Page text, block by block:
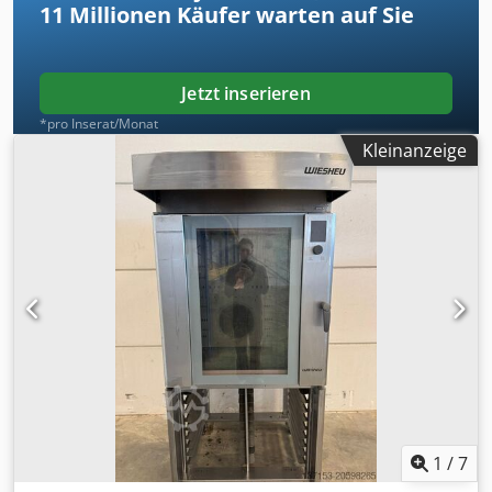
11 Millionen Käufer warten auf Sie
Jetzt inserieren
*pro Inserat/Monat
Kleinanzeige
1 /7